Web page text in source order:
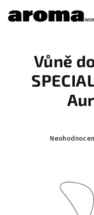
obsah
Vůně
Průměrné
hvězdiček.